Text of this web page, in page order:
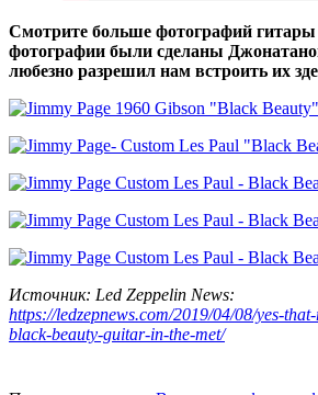
Смотрите больше фотографий
фотографии были сделаны
любезно разрешил нам встроить их
Источник: Led Zeppelin News:
https://ledzepnews.com/2019/04/08/yes-
black-beauty-guitar-in-the-met/